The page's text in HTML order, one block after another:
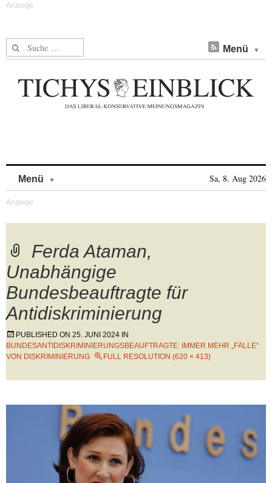
Suche nach: Menü
Menü Sa, 8. Aug 2026
Ferda Ataman,
Unabhängige
Bundesbeauftragte für
Antidiskriminierung
PUBLISHED ON 25. JUNI 2024 IN
BUNDESANTIDISKRIMINIERUNGSBEAUFTRAGTE: IMMER MEHR „FÄLLE“
VON DISKRIMINIERUNG
FULL RESOLUTION (620 × 413)